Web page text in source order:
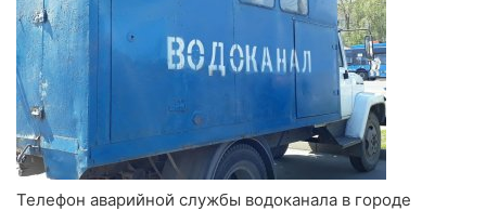
Телефон аварийной службы водоканала в городе